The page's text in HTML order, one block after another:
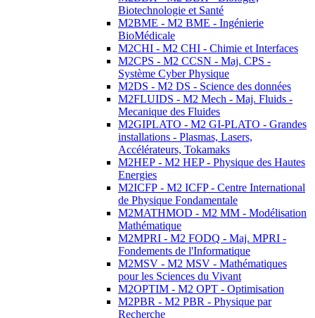
Biotechnologie et Santé
M2BME - M2 BME - Ingénierie
BioMédicale
M2CHI - M2 CHI - Chimie et Interfaces
M2CPS - M2 CCSN - Maj. CPS -
Système Cyber Physique
M2DS - M2 DS - Science des données
M2FLUIDS - M2 Mech - Maj. Fluids -
Mecanique des Fluides
M2GIPLATO - M2 GI-PLATO - Grandes
installations - Plasmas, Lasers,
Accélérateurs, Tokamaks
M2HEP - M2 HEP - Physique des Hautes
Energies
M2ICFP - M2 ICFP - Centre International
de Physique Fondamentale
M2MATHMOD - M2 MM - Modélisation
Mathématique
M2MPRI - M2 FODQ - Maj. MPRI -
Fondements de l'Informatique
M2MSV - M2 MSV - Mathématiques
pour les Sciences du Vivant
M2OPTIM - M2 OPT - Optimisation
M2PBR - M2 PBR - Physique par
Recherche